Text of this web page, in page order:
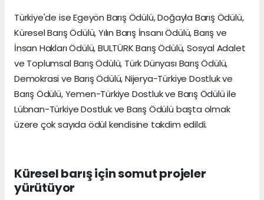
Türkiye'de ise Egeyön Barış Ödülü, Doğayla Barış Ödülü,
Küresel Barış Ödülü, Yılın Barış İnsanı Ödülü, Barış ve
İnsan Hakları Ödülü, BULTÜRK Barış Ödülü, Sosyal Adalet
ve Toplumsal Barış Ödülü, Türk Dünyası Barış Ödülü,
Demokrasi ve Barış Ödülü, Nijerya-Türkiye Dostluk ve
Barış Ödülü, Yemen-Türkiye Dostluk ve Barış Ödülü ile
Lübnan-Türkiye Dostluk ve Barış Ödülü başta olmak
üzere çok sayıda ödül kendisine takdim edildi.
Küresel barış için somut projeler
yürütüyor